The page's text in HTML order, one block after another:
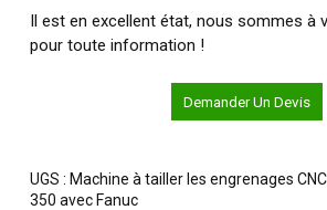
Il est en excellent état, nous sommes à
pour toute information !
Demander Un Devis
UGS : Machine à tailler les engrenages
350 avec Fanuc